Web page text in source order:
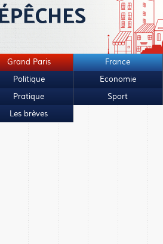
Grand Paris
France
Politique
Economie
Pratique
Sport
Les brèves